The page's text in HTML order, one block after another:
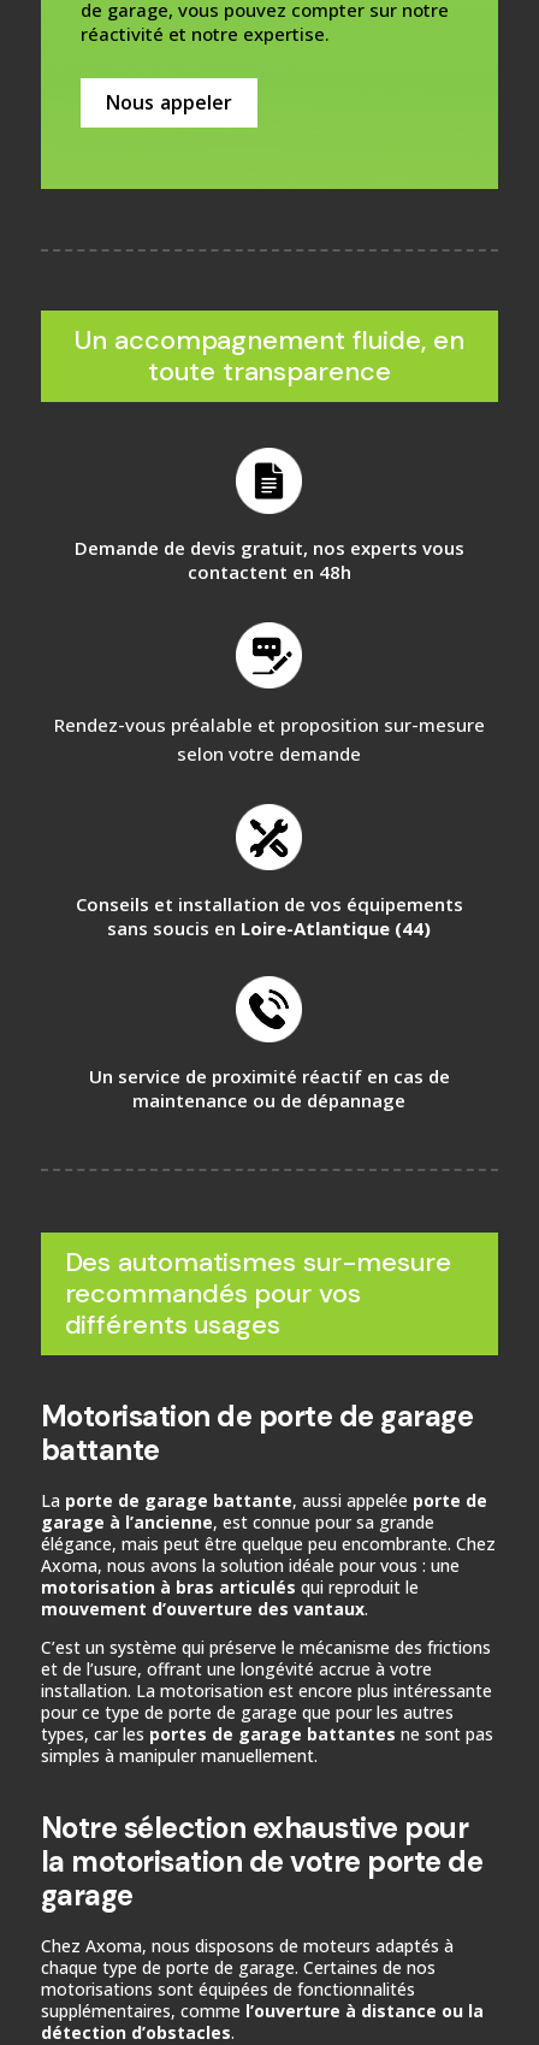
de garage, vous pouvez compter sur notre
réactivité et notre expertise.
Nous appeler
Un accompagnement fluide, en
toute transparence
Demande de devis gratuit, nos experts vous
contactent en 48h
Rendez-vous préalable et proposition sur-mesure
selon votre demande
Conseils et installation de vos équipements
sans soucis en Loire-Atlantique (44)
Un service de proximité réactif en cas de
maintenance ou de dépannage
Des automatismes sur-mesure
recommandés pour vos
différents usages
Motorisation de porte de garage
battante
La porte de garage battante, aussi appelée porte de
garage à l’ancienne, est connue pour sa grande
élégance, mais peut être quelque peu encombrante. Chez
Axoma, nous avons la solution idéale pour vous : une
motorisation à bras articulés qui reproduit le
mouvement d’ouverture des vantaux.
C’est un système qui préserve le mécanisme des frictions
et de l’usure, offrant une longévité accrue à votre
installation. La motorisation est encore plus intéressante
pour ce type de porte de garage que pour les autres
types, car les portes de garage battantes ne sont pas
simples à manipuler manuellement.
Notre sélection exhaustive pour
la motorisation de votre porte de
garage
Chez Axoma, nous disposons de moteurs adaptés à
chaque type de porte de garage. Certaines de nos
motorisations sont équipées de fonctionnalités
supplémentaires, comme l’ouverture à distance ou la
détection d’obstacles.